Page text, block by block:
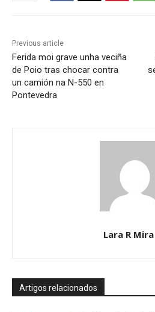
Previous article
Ferida moi grave unha veciña
de Poio tras chocar contra
un camión na N-550 en
Pontevedra
Lara R Mira
Artigos relacionados